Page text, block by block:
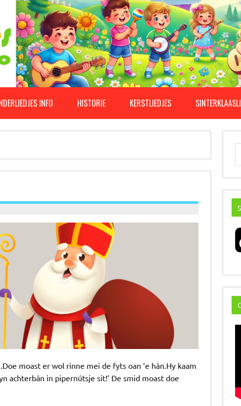
INFO HISTORIE KERSTLIEDJES
moast er wol rinne mei de fyts oan ‘e hân.Hy kaam
achterbân in pipernútsje sit!’ De smid moast doe